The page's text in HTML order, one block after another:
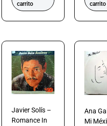
carrito
carrito
Javier Solís –
Romance In
Ana
Mi